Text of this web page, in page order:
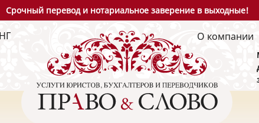
Срочный перевод и нотариальное заверение в выходные!
О компании